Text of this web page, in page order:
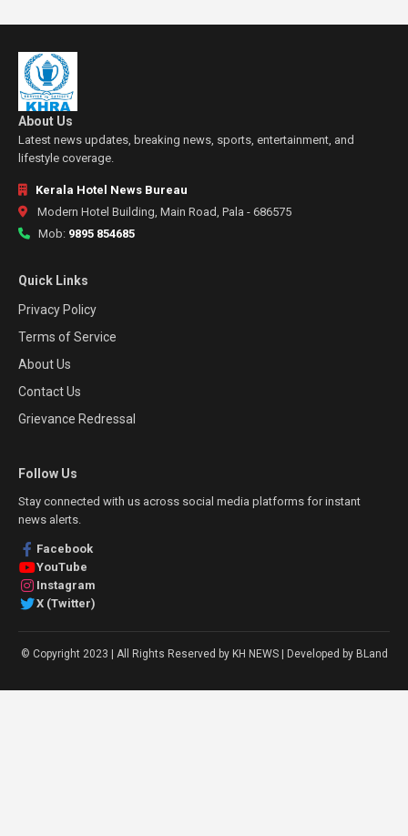
About Us
Latest news updates, breaking news, sports, entertainment, and
lifestyle coverage.
Kerala Hotel News Bureau
Modern Hotel Building, Main Road, Pala - 686575
Mob: 9895 854685
Quick Links
Privacy Policy
Terms of Service
About Us
Contact Us
Grievance Redressal
Follow Us
Stay connected with us across social media platforms for instant
news alerts.
Facebook
YouTube
Instagram
X (Twitter)
© Copyright 2023 | All Rights Reserved by KH NEWS | Developed by BLand